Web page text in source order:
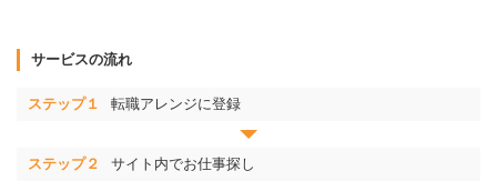
サービスの流れ
ステップ１ 転職アレンジに登録
ステップ２ サイト内でお仕事探し